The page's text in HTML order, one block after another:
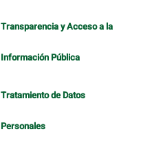
Transparencia y Acceso a la
Información Pública
Tratamiento de Datos
Personales